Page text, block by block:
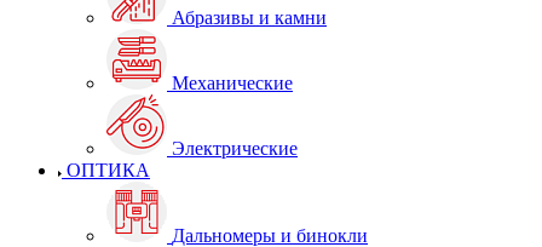
Абразивы и камни
Механические
Электрические
ОПТИКА
Дальномеры и бинокли